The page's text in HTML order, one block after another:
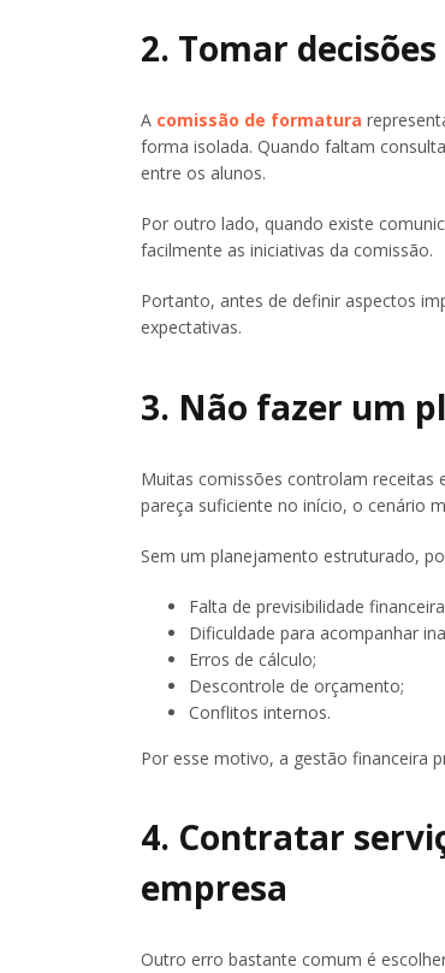
2. Tomar
A comissão de formatura
forma isolada. Quando faltam
entre os alunos.
Por outro lado, quando existe
facilmente as iniciativas da comissão.
Portanto, antes de definir aspectos
expectativas.
3. Não fazer um
Muitas comissões controlam receitas
pareça suficiente no início, o cenário
Sem um planejamento estruturado,
Falta de previsibilidade
Dificuldade para acompanhar
Erros de cálculo;
Descontrole de orçamento;
Conflitos internos.
Por esse motivo, a gestão financeira
4. Contratar
empresa
Outro erro bastante comum é